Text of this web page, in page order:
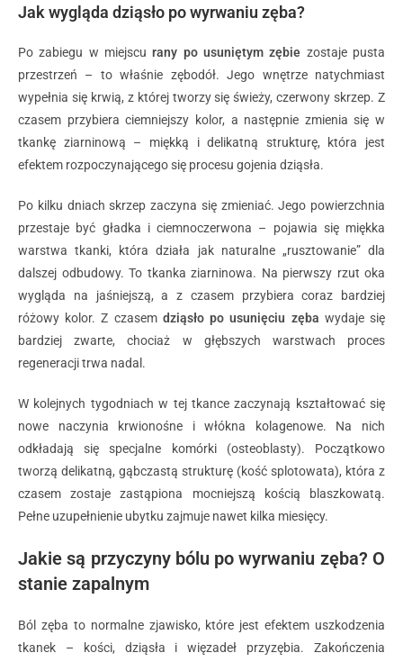
Jak wygląda dziąsło po wyrwaniu zęba?
Po zabiegu w miejscurany po usuniętym zębie zostaje pusta
przestrzeń – to właśnie zębodół. Jego wnętrze natychmiast
wypełnia się krwią, z której tworzy się świeży, czerwony skrzep. Z
czasem przybiera ciemniejszy kolor, a następnie zmienia się w
tkankę ziarninową – miękką i delikatną strukturę, która jest
efektem rozpoczynającego się procesu gojenia dziąsła.
Po kilku dniach skrzep zaczyna się zmieniać. Jego powierzchnia
przestaje być gładka i ciemnoczerwona – pojawia się miękka
warstwa tkanki, która działa jak naturalne „rusztowanie” dla
dalszej odbudowy. To tkanka ziarninowa. Na pierwszy rzut oka
wygląda na jaśniejszą, a z czasem przybiera coraz bardziej
różowy kolor. Z czasem dziąsło po usunięciu zęba wydaje się
bardziej zwarte, chociaż w głębszych warstwach proces
regeneracji trwa nadal.
W kolejnych tygodniach w tej tkance zaczynają kształtować się
nowe naczynia krwionośne i włókna kolagenowe. Na nich
odkładają się specjalne komórki (osteoblasty). Początkowo
tworzą delikatną, gąbczastą strukturę (kość splotowata), która z
czasem zostaje zastąpiona mocniejszą kością blaszkowatą.
Pełne uzupełnienie ubytku zajmuje nawet kilka miesięcy.
Jakie są przyczyny bólu po wyrwaniu zęba? O
stanie zapalnym
Ból zęba to normalne zjawisko, które jest efektem uszkodzenia
tkanek – kości, dziąsła i więzadeł przyzębia. Zakończenia